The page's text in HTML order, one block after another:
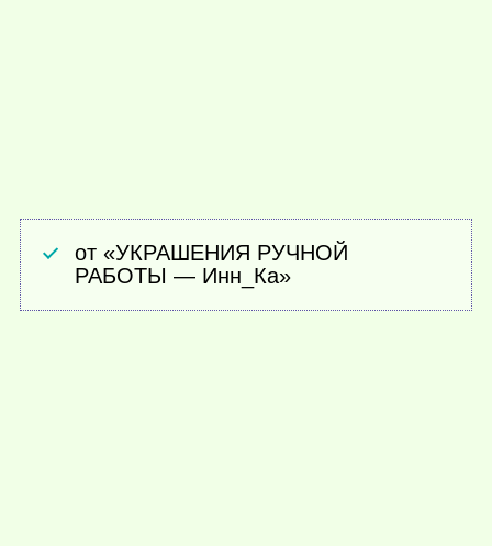
от «УКРАШЕНИЯ РУЧНОЙ
РАБОТЫ — Инн_Ка»